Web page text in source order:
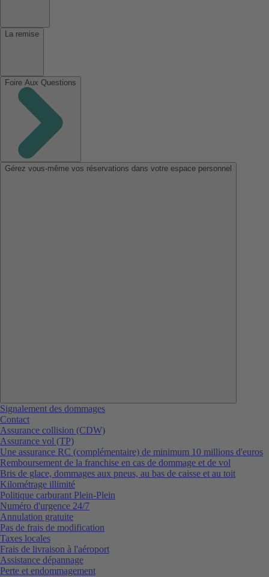
La remise
Foire Aux Questions
Gérez vous-même vos réservations dans votre espace personnel
Signalement des dommages
Contact
Assurance collision (CDW)
Assurance vol (TP)
Une assurance RC (complémentaire) de minimum 10 millions d'euros
Remboursement de la franchise en cas de dommage et de vol
Bris de glace, dommages aux pneus, au bas de caisse et au toit
Kilométrage illimité
Politique carburant Plein-Plein
Numéro d'urgence 24/7
Annulation gratuite
Pas de frais de modification
Taxes locales
Frais de livraison à l'aéroport
Assistance dépannage
Perte et endommagement